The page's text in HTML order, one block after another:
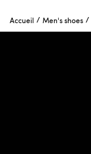
Accueil / Men's shoes /